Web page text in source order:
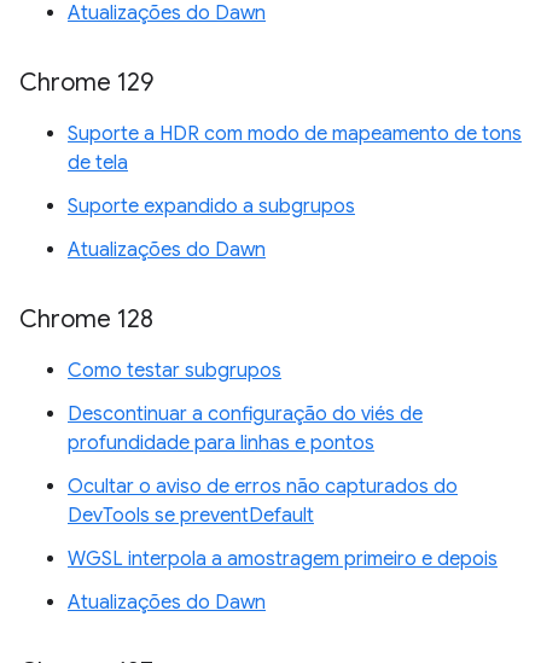
Atualizações do Dawn
Chrome 129
Suporte a HDR com modo de mapeamento de tons
de tela
Suporte expandido a subgrupos
Atualizações do Dawn
Chrome 128
Como testar subgrupos
Descontinuar a configuração do viés de
profundidade para linhas e pontos
Ocultar o aviso de erros não capturados do
DevTools se preventDefault
WGSL interpola a amostragem primeiro e depois
Atualizações do Dawn